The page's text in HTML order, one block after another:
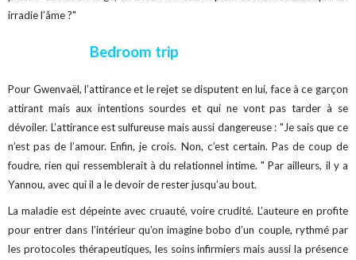
irradie l’âme ?"
Bedroom trip
Pour Gwenvaël, l’attirance et le rejet se disputent en lui, face à ce garçon
attirant mais aux intentions sourdes et qui ne vont pas tarder à se
dévoiler. L’attirance est sulfureuse mais aussi dangereuse : "Je sais que ce
n’est pas de l’amour. Enfin, je crois. Non, c’est certain. Pas de coup de
foudre, rien qui ressemblerait à du relationnel intime. " Par ailleurs, il y a
Yannou, avec qui il a le devoir de rester jusqu’au bout.
La maladie est dépeinte avec cruauté, voire crudité. L’auteure en profite
pour entrer dans l’intérieur qu’on imagine bobo d’un couple, rythmé par
les protocoles thérapeutiques, les soins infirmiers mais aussi la présence